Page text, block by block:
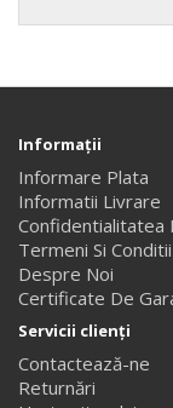
Informaţii
Informare Plata
Informatii Livrare
Confidentialitatea
Termeni Si Conditii
Despre Noi
Certificate De
Servicii clienţi
Contactează-ne
Returnări